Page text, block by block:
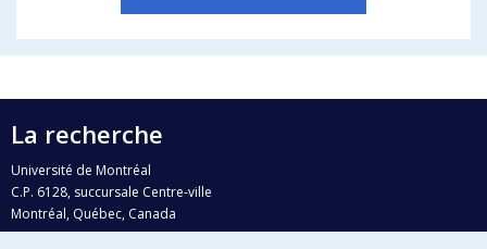
La recherche
Université de Montréal
C.P. 6128, succursale Centre-ville
Montréal, Québec, Canada
H3C 3J7